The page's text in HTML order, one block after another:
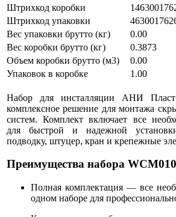
Штрихкод коробки
Штрихкод упаковки
Вес упаковки брутто (кг)
0.00
Вес коробки брутто (кг)
0.3873
Объем коробки брутто (м3)
0.00
Упаковок в коробке
1.00
Набор для инсталляции АНИ
комплексное решение для монтажа
систем. Комплект включает все
для быстрой и надежной
подводку, штуцер, кран и крепежные
Преимущества набора
Полная комплектация — все
одном наборе для